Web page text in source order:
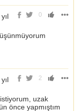
0
2
uzak
önce yapmıştım